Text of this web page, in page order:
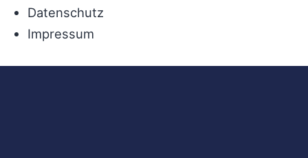
Datenschutz
Impressum